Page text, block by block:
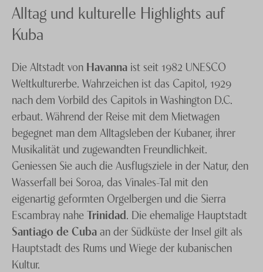
Alltag und kulturelle Highlights auf
Kuba
Die Altstadt von Havanna ist seit 1982 UNESCO
Weltkulturerbe. Wahrzeichen ist das Capitol, 1929
nach dem Vorbild des Capitols in Washington D.C.
erbaut. Während der Reise mit dem Mietwagen
begegnet man dem Alltagsleben der Kubaner, ihrer
Musikalität und zugewandten Freundlichkeit.
Geniessen Sie auch die Ausflugsziele in der Natur, den
Wasserfall bei Soroa, das Vinales-Tal mit den
eigenartig geformten Orgelbergen und die Sierra
Escambray naheTrinidad. Die ehemalige Hauptstadt
Santiago de Cubaan der Südküste der Insel gilt als
Hauptstadt des Rums und Wiege der kubanischen
Kultur.